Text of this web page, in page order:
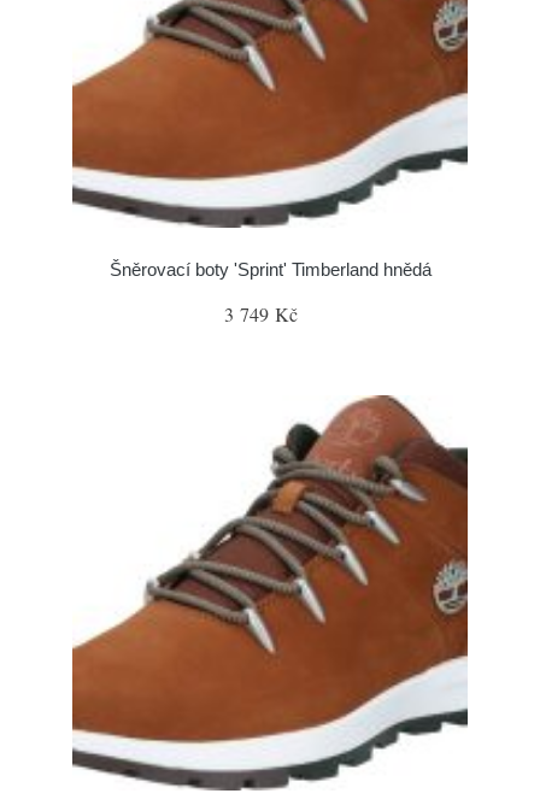
Šněrovací boty 'Sprint' Timberland hnědá
3 749 Kč